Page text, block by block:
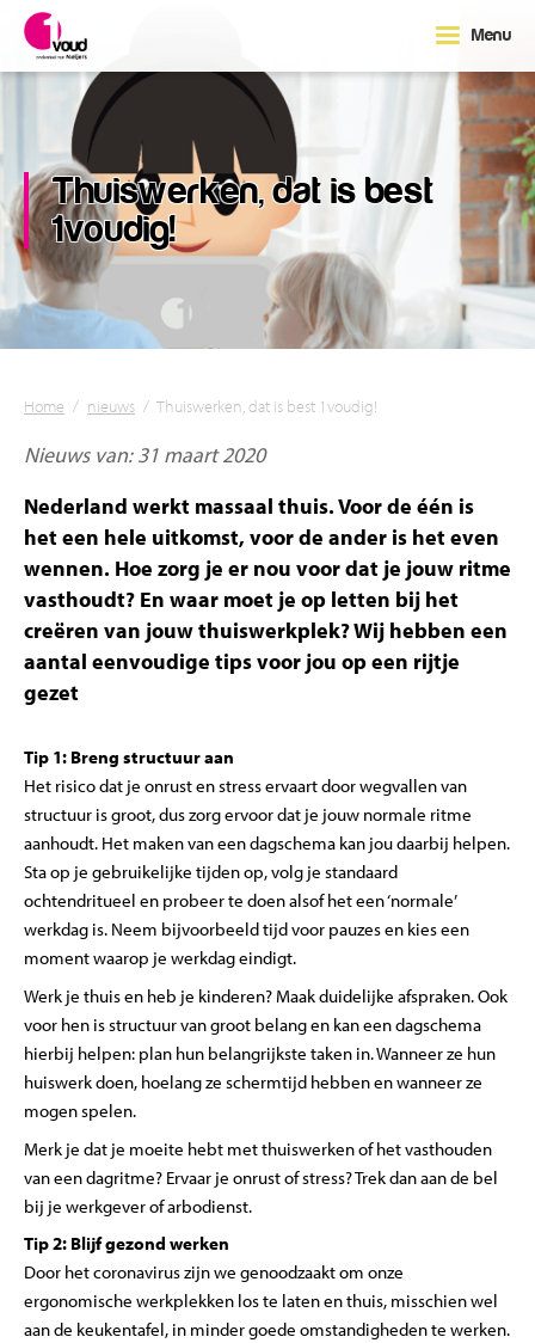
Menu
Thuiswerken, dat is best
1voudig!
Home / nieuws / Thuiswerken, dat is best 1voudig!
Nieuws van: 31 maart 2020
Nederland werkt massaal thuis. Voor de één is
het een hele uitkomst, voor de ander is het even
wennen. Hoe zorg je er nou voor dat je jouw ritme
vasthoudt? En waar moet je op letten bij het
creëren van jouw thuiswerkplek? Wij hebben een
aantal eenvoudige tips voor jou op een rijtje
gezet
Tip 1: Breng structuur aan
Het risico dat je onrust en stress ervaart door wegvallen van
structuur is groot, dus zorg ervoor dat je jouw normale ritme
aanhoudt. Het maken van een dagschema kan jou daarbij helpen.
Sta op je gebruikelijke tijden op, volg je standaard
ochtendritueel en probeer te doen alsof het een ‘normale’
werkdag is. Neem bijvoorbeeld tijd voor pauzes en kies een
moment waarop je werkdag eindigt.
Werk je thuis en heb je kinderen? Maak duidelijke afspraken. Ook
voor hen is structuur van groot belang en kan een dagschema
hierbij helpen: plan hun belangrijkste taken in. Wanneer ze hun
huiswerk doen, hoelang ze schermtijd hebben en wanneer ze
mogen spelen.
Merk je dat je moeite hebt met thuiswerken of het vasthouden
van een dagritme? Ervaar je onrust of stress? Trek dan aan de bel
bij je werkgever of arbodienst.
Tip 2: Blijf gezond werken
Door het coronavirus zijn we genoodzaakt om onze
ergonomische werkplekken los te laten en thuis, misschien wel
aan de keukentafel, in minder goede omstandigheden te werken.